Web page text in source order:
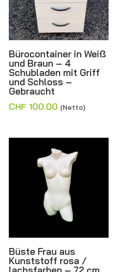
Bürocontainer in Weiß
und Braun – 4
Schubladen mit Griff
und Schloss –
Gebraucht
CHF 100.00 (Netto)
Büste Frau aus
Kunststoff rosa /